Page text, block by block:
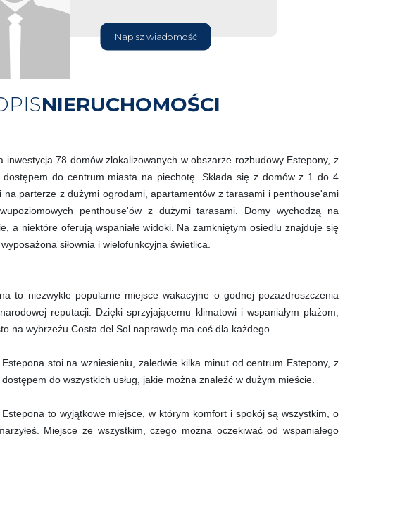
Napisz wiadomość
NIERUCHOMOŚCI
inwestycja 78 domów zlokalizowanych w obszarze rozbudowy Estepony, z
dostępem do centrum miasta na piechotę. Składa się z domów z 1 do 4
na parterze z dużymi ogrodami, apartamentów z tarasami i penthouse'ami
penthouse'ów z dużymi tarasami. Domy wychodzą na
a niektóre oferują wspaniałe widoki. Na zamkniętym osiedlu znajduje się
siłownia i wielofunkcyjna świetlica.
to niezwykle popularne miejsce wakacyjne o godnej pozazdroszczenia
reputacji. Dzięki sprzyjającemu klimatowi i wspaniałym plażom,
na wybrzeżu Costa del Sol naprawdę ma coś dla każdego.
stoi na wzniesieniu, zaledwie kilka minut od centrum Estepony, z
dostępem do wszystkich usług, jakie można znaleźć w dużym mieście.
to wyjątkowe miejsce, w którym komfort i spokój są wszystkim, o
Miejsce ze wszystkim, czego można oczekiwać od wspaniałego